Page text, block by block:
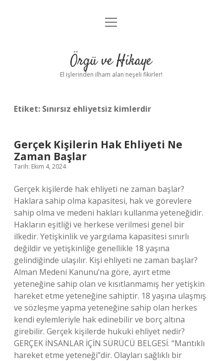
Anasayfa
Yasal Uyarı
menüyü
Örgü ve Hikaye
El işlerinden ilham alan neşeli fikirler!
Etiket: Sınırsız ehliyetsiz kimlerdir
Gerçek Kişilerin Hak Ehliyeti Ne
Zaman Başlar
Tarih: Ekim 4, 2024
Gerçek kişilerde hak ehliyeti ne zaman başlar?
Haklara sahip olma kapasitesi, hak ve görevlere
sahip olma ve medeni hakları kullanma yeteneğidir.
Hakların eşitliği ve herkese verilmesi genel bir
ilkedir. Yetişkinlik ve yargılama kapasitesi sınırlı
değildir ve yetişkinliğe genellikle 18 yaşına
gelindiğinde ulaşılır. Kişi ehliyeti ne zaman başlar?
Alman Medeni Kanunu’na göre, ayırt etme
yeteneğine sahip olan ve kısıtlanmamış her yetişkin
hareket etme yeteneğine sahiptir. 18 yaşına ulaşmış
ve sözleşme yapma yeteneğine sahip olan herkes
kendi eylemleriyle hak edinebilir ve borç altına
girebilir. Gerçek kişilerde hukuki ehliyet nedir?
GERÇEK İNSANLAR İÇİN SÜRÜCÜ BELGESİ. “Mantıklı
hareket etme yeteneği”dir. Olayları sağlıklı bir